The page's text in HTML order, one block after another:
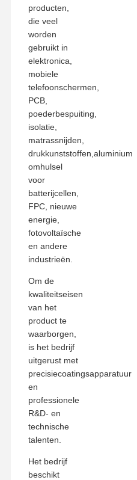
producten,
die veel
worden
gebruikt in
elektronica,
mobiele
telefoonschermen,
PCB,
poederbespuiting,
isolatie,
matrassnijden,
drukkunststoffen,aluminium
omhulsel
voor
batterijcellen,
FPC, nieuwe
energie,
fotovoltaïsche
en andere
industrieën.
Om de
kwaliteitseisen
van het
product te
waarborgen,
is het bedrijf
uitgerust met
precisiecoatingsapparatuur
en
professionele
R&D- en
technische
talenten.
Het bedrijf
beschikt